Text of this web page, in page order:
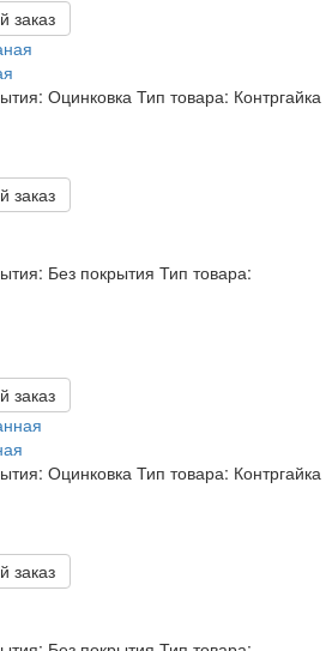
заказ
Оцинковка Тип товара: Контргайка
заказ
Без покрытия Тип товара:
заказ
Оцинковка Тип товара: Контргайка
заказ